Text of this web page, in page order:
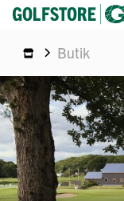
Butik